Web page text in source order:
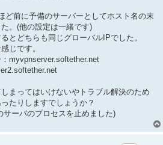
ど前に予備のサーバーとしてホスト名の末
。(他の設定は一緒です)
とどちらも同じグローバルIPでした。
じです。
myvpnserver.softether.net
まってはいけないやトラブル解決のため
たりしますでしょうか？
ーバのプロセスを止めました)